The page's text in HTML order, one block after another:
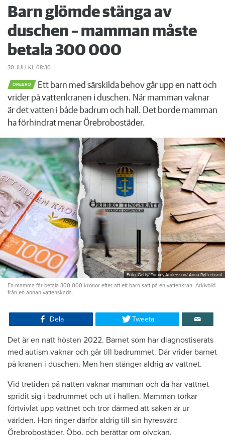
Barn glömde stänga av
duschen – mamman måste
betala 300 000
30 JULI KL 08:30
ÖREBRO
Ett barn med särskilda behov går upp en natt och
vrider på vattenkranen i duschen. När mamman vaknar
är det vatten i både badrum och hall. Det borde mamman
ha förhindrat menar Örebrobostäder.
Foto: Getty/ Tommy Andersson/ Anna Rytterbrant
En mamma får betala 300 000 kronor efter att ett barn satt på en vattenkran. Arkivbild
från en annan vattenskada.
Dela Tweeta
Det är en natt hösten 2022. Barnet som har diagnostiserats
med autism vaknar och går till badrummet. Där vrider barnet
på kranen i duschen. Men hen stänger aldrig av vattnet.
Vid tretiden på natten vaknar mamman och då har vattnet
spridit sig i badrummet och ut i hallen. Mamman torkar
förtvivlat upp vattnet och tror därmed att saken är ur
världen. Hon ringer därför aldrig till sin hyresvärd
Örebrobostäder, Öbo, och berättar om olyckan.